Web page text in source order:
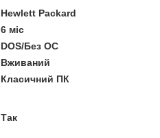
Hewlett Packard
6 міс
DOS/Без ОС
Вживаний
Класичний ПК
Так